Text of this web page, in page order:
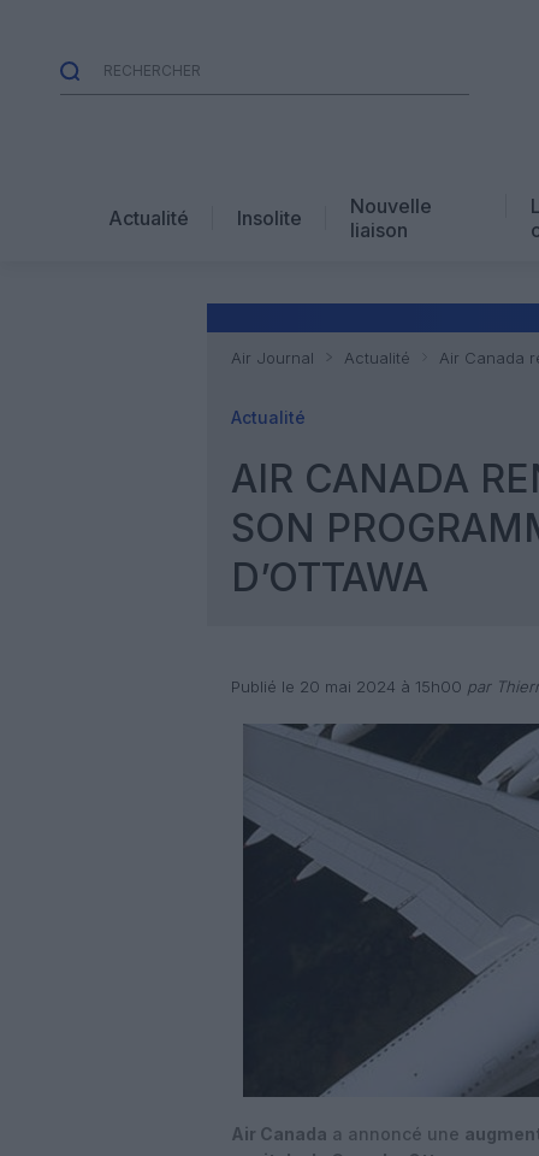
Actualité Insolite
Nouvelle
liaison
Air Journal Actualité Air Canada
Actualité
AIR CANADA
SON
D’OTTAWA
Publié le 20 mai 2024 à 15h00 par
Air Canada a annoncé une